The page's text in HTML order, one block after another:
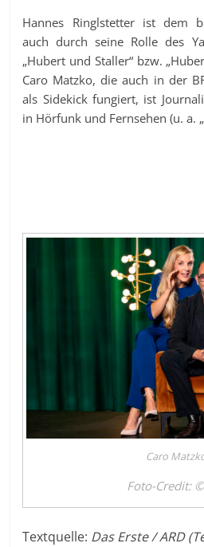
Hannes Ringlstetter ist dem
auch durch seine Rolle des
„Hubert und Staller“ bzw.
Caro Matzko, die auch in der
als Sidekick fungiert, ist
in Hörfunk und Fernsehen (u. a.
Caro
Foto-Credit:
Textquelle: Das Erste / ARD